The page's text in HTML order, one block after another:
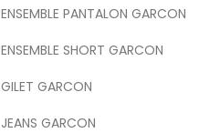
ENSEMBLE PANTALON GARCON
ENSEMBLE SHORT GARCON
GILET GARCON
JEANS GARCON